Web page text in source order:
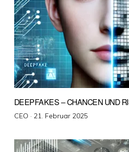
DEEPFAKES – CHANCEN UND
CEO · Veröffentlicht
21. Februar 2025